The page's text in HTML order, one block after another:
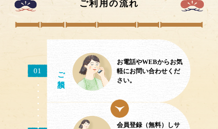
ご利用の流れ
01 ご相談
お電話やWEBからお気
軽にお問い合わせくだ
さい。
会員登録（無料）しサ